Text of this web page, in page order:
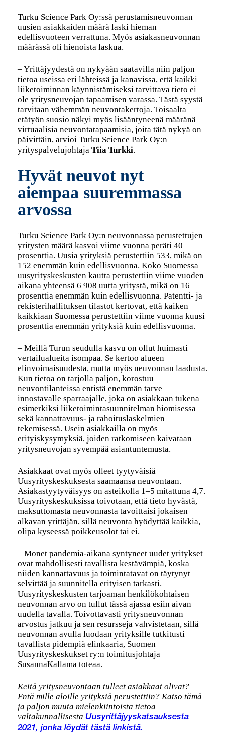
Turku Science Park Oy:ssä perustamisneuvonnan
uusien asiakkaiden määrä laski hieman
edellisvuoteen verrattuna. Myös asiakasneuvonnan
määrässä oli hienoista laskua.
– Yrittäjyydestä on nykyään saatavilla niin paljon
tietoa useissa eri lähteissä ja kanavissa, että kaikki
liiketoiminnan käynnistämiseksi tarvittava tieto ei
ole yritysneuvojan tapaamisen varassa. Tästä syystä
tarvitaan vähemmän neuvontakertoja. Toisaalta
etätyön suosio näkyi myös lisääntyneenä määränä
virtuaalisia neuvontatapaamisia, joita tätä nykyä on
päivittäin, arvioi Turku Science Park Oy:n
yrityspalvelujohtaja Tiia Turkki.
Hyvät neuvot nyt
aiempaa suuremmassa
arvossa
Turku Science Park Oy:n neuvonnassa perustettujen
yritysten määrä kasvoi viime vuonna peräti 40
prosenttia. Uusia yrityksiä perustettiin 533, mikä on
152 enemmän kuin edellisvuonna. Koko Suomessa
uusyrityskeskusten kautta perustettiin viime vuoden
aikana yhteensä 6 908 uutta yritystä, mikä on 16
prosenttia enemmän kuin edellisvuonna. Patentti- ja
rekisterihallituksen tilastot kertovat, että kaiken
kaikkiaan Suomessa perustettiin viime vuonna kuusi
prosenttia enemmän yrityksiä kuin edellisvuonna.
– Meillä Turun seudulla kasvu on ollut huimasti
vertailualueita isompaa. Se kertoo alueen
elinvoimaisuudesta, mutta myös neuvonnan laadusta.
Kun tietoa on tarjolla paljon, korostuu
neuvontilanteissa entistä enemmän tarve
innostavalle sparraajalle, joka on asiakkaan tukena
esimerkiksi liiketoimintasuunnitelman hiomisessa
sekä kannattavuus- ja rahoituslaskelmien
tekemisessä. Usein asiakkailla on myös
erityiskysymyksiä, joiden ratkomiseen kaivataan
yritysneuvojan syvempää asiantuntemusta.
Asiakkaat ovat myös olleet tyytyväisiä
Uusyrityskeskuksesta saamaansa neuvontaan.
Asiakastyytyväisyys on asteikolla 1–5 mitattuna 4,7.
Uusyrityskeskuksissa toivotaan, että tieto hyvästä,
maksuttomasta neuvonnasta tavoittaisi jokaisen
alkavan yrittäjän, sillä neuvonta hyödyttää kaikkia,
olipa kyseessä poikkeusolot tai ei.
– Monet pandemia-aikana syntyneet uudet yritykset
ovat mahdollisesti tavallista kestävämpiä, koska
niiden kannattavuus ja toimintatavat on täytynyt
selvittää ja suunnitella erityisen tarkasti.
Uusyrityskeskusten tarjoaman henkilökohtaisen
neuvonnan arvo on tullut tässä ajassa esiin aivan
uudella tavalla. Toivottavasti yritysneuvonnan
arvostus jatkuu ja sen resursseja vahvistetaan, sillä
neuvonnan avulla luodaan yrityksille tutkitusti
tavallista pidempiä elinkaaria, Suomen
Uusyrityskeskukset ry:n toimitusjohtaja
SusannaKallama toteaa.
Keitä yritysneuvontaan tulleet asiakkaat olivat?
Entä mille aloille yrityksiä perustettiin? Katso tämä
ja paljon muuta mielenkiintoista tietoa
valtakunnallisesta Uusyrittäjyyskatsauksesta
2021, jonka löydät tästä linkistä.